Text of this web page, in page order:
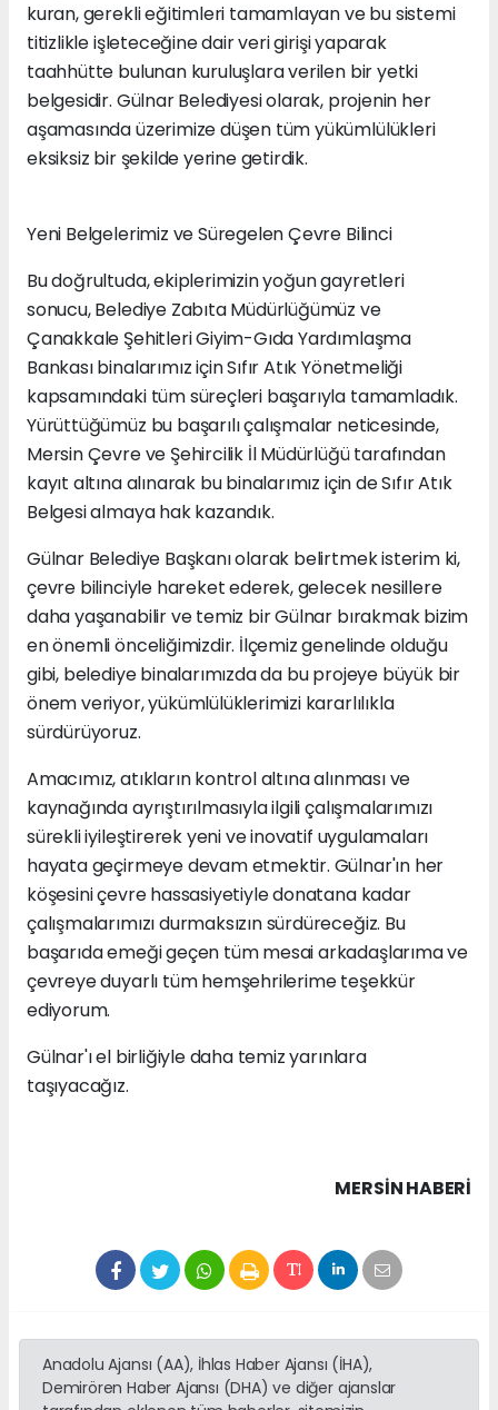
kuran, gerekli eğitimleri tamamlayan ve bu sistemi
titizlikle işleteceğine dair veri girişi yaparak
taahhütte bulunan kuruluşlara verilen bir yetki
belgesidir. Gülnar Belediyesi olarak, projenin her
aşamasında üzerimize düşen tüm yükümlülükleri
eksiksiz bir şekilde yerine getirdik.
Yeni Belgelerimiz ve Süregelen Çevre Bilinci
Bu doğrultuda, ekiplerimizin yoğun gayretleri
sonucu, Belediye Zabıta Müdürlüğümüz ve
Çanakkale Şehitleri Giyim-Gıda Yardımlaşma
Bankası binalarımız için Sıfır Atık Yönetmeliği
kapsamındaki tüm süreçleri başarıyla tamamladık.
Yürüttüğümüz bu başarılı çalışmalar neticesinde,
Mersin Çevre ve Şehircilik İl Müdürlüğü tarafından
kayıt altına alınarak bu binalarımız için de Sıfır Atık
Belgesi almaya hak kazandık.
Gülnar Belediye Başkanı olarak belirtmek isterim ki,
çevre bilinciyle hareket ederek, gelecek nesillere
daha yaşanabilir ve temiz bir Gülnar bırakmak bizim
en önemli önceliğimizdir. İlçemiz genelinde olduğu
gibi, belediye binalarımızda da bu projeye büyük bir
önem veriyor, yükümlülüklerimizi kararlılıkla
sürdürüyoruz.
Amacımız, atıkların kontrol altına alınması ve
kaynağında ayrıştırılmasıyla ilgili çalışmalarımızı
sürekli iyileştirerek yeni ve inovatif uygulamaları
hayata geçirmeye devam etmektir. Gülnar'ın her
köşesini çevre hassasiyetiyle donatana kadar
çalışmalarımızı durmaksızın sürdüreceğiz. Bu
başarıda emeği geçen tüm mesai arkadaşlarıma ve
çevreye duyarlı tüm hemşehrilerime teşekkür
ediyorum.
Gülnar'ı el birliğiyle daha temiz yarınlara
taşıyacağız.
MERSIN HABERİ
Anadolu Ajansı (AA), İhlas Haber Ajansı (İHA),
Demirören Haber Ajansı (DHA) ve diğer ajanslar